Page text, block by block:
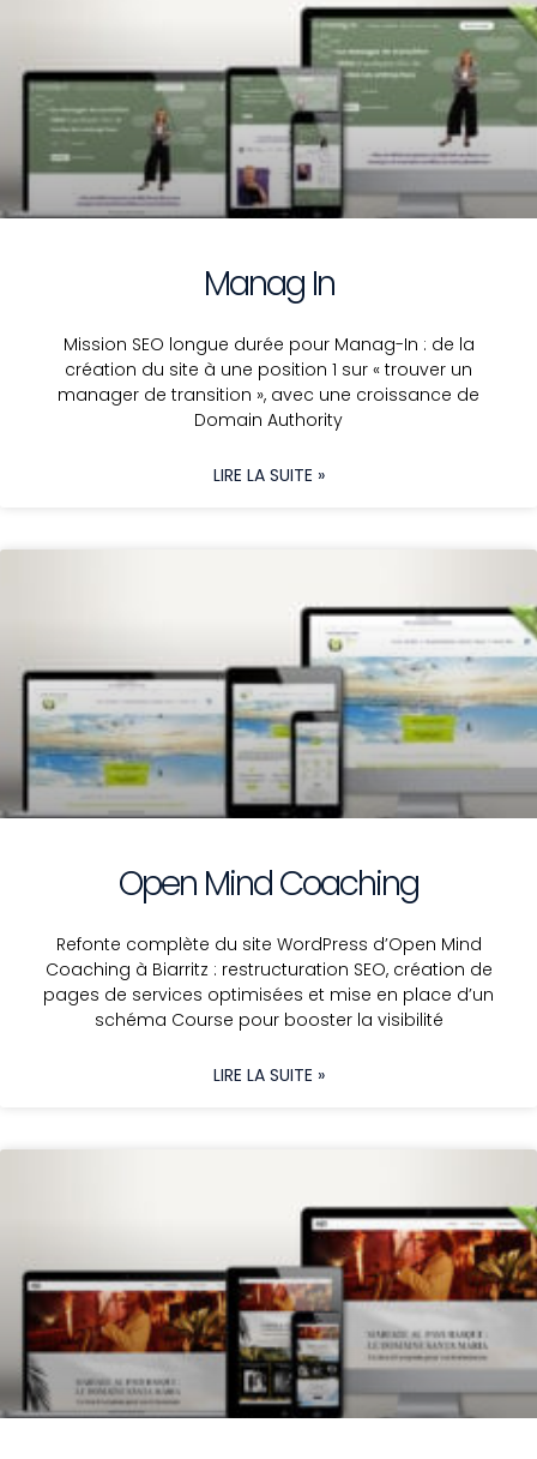
Manag In
Mission SEO longue durée pour Manag-In : de la
création du site à une position 1 sur « trouver un
manager de transition », avec une croissance de
Domain Authority
LIRE LA SUITE »
Open Mind Coaching
Refonte complète du site WordPress d’Open Mind
Coaching à Biarritz : restructuration SEO, création de
pages de services optimisées et mise en place d’un
schéma Course pour booster la visibilité
LIRE LA SUITE »